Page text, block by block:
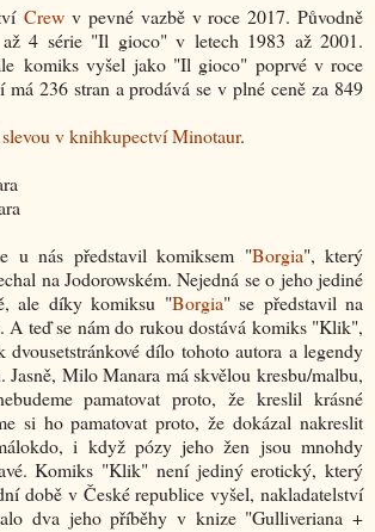
Crewv pevné vazbě v roce 2017. Původně
4 série "Il gioco" v letech 1983 až 2001.
komiks vyšel jako "Il gioco" poprvé v roce
má 236 stran a prodává se v plné ceně za 849
v knihkupectví Minotaur.
u nás představil komiksem "Borgia", který
na Jodorowském. Nejedná se o jeho jediné
ale díky komiksu "Borgia" se představil na
A teď se nám do rukou dostává komiks "Klik",
dílo tohoto autora a legendy
Jasně, Milo Manara má skvělou kresbu/malbu,
pamatovat proto, že kreslil krásné
si ho pamatovat proto, že dokázal nakreslit
i když pózy jeho žen jsou mnohdy
Komiks "Klik" není jediný erotický, který
době v České republice vyšel, nakladatelství
dva jeho příběhy v knize "Gulliveriana +